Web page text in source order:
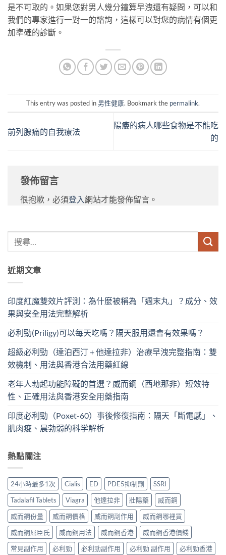
是不可取的。如果您對男人幾分鐘算早洩還有疑問，可以和
我們的專家進行一對一的諮詢，這樣可以對您的病情有個更
加準確的診斷。
This entry was posted in 男性健康. Bookmark the permalink.
前列腺痛的自我療法
陽痿的病人哪些食物是不能吃
的
發佈留言
很抱歉，必須登入網站才能發佈留言。
近期文章
印度紅魔雙效片評測：為什麼被稱為「週末丸」？成分、效
果與安全用法完整解析
必利勁(Priligy)可以每天吃嗎？隔天服用還會有效果嗎？
超級必利勁（達泊西汀 + 他達拉非）治療早洩完整指南：雙
效機制、用法與香港合法用藥紅線
老年人勃起功能障礙的首選？威而鋼（西地那非）短效特
性、正確用法與香港安全用藥指南
印度必利勁（Poxet-60）事後修復指南：隔天「斷電感」、
肌肉痠、晨勃弱的科学解析
熱點關注
24小時最多1次 Cialis ED PDE5抑制劑
SSRI
Tadalafil Tablets
Viagra 他達拉非 壯陽藥
威而鋼
威而鋼份量
威而鋼價格 威而鋼副作用
威而鋼哪裡買
威而鋼屈臣氏
威而鋼用法 威而鋼香港
威而鋼香港價錢
常見副作用
必利勁 必利勁副作用 必利勁 副作用 必利勁香港